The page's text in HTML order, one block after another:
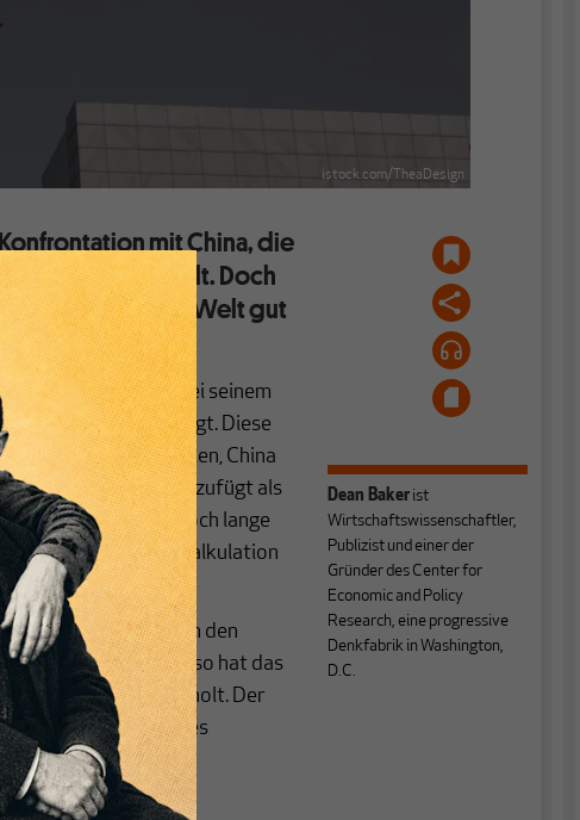
istock.com/TheaDesign
mit China, die
Krieg ähnelt. Doch
noch für die Welt gut
Russland nicht bei seinem
einigen Wirbel gesorgt. Diese
in der Lage seien, China
mehr Schmerzen zufügt als
nicht klar, ob das noch lange
schon jetzt als Fehlkalkulation
der Welt nach den
zugrunde, so hat das
BIP überholt. Der
letzten Jahr seines
sein wird.
Dean Bakerist
Wirtschaftswissenschaftler,
Publizist und einer der
Gründer des Center for
Economic and Policy
Research, eine progressive
Denkfabrik in Washington,
D.C.